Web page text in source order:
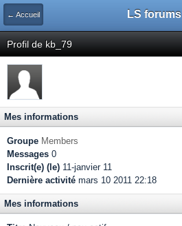
← Accueil LS forums
Profil de kb_79
Mes informations
Groupe Members
Messages 0
Inscrit(e) (le) 11-janvier 11
Dernière activité mars 10 2011 22:18
Mes informations